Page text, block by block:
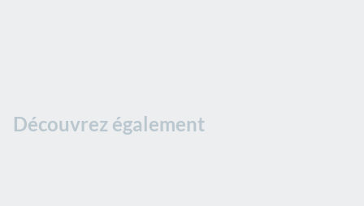
Découvrez également